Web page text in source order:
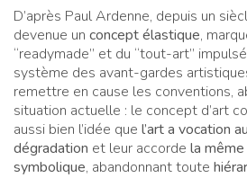
D’après Paul Ardenne, depuis un
devenue un concept élastique,
“readymade” et du “tout-art”
système des avant-gardes
remettre en cause les conventions,
situation actuelle : le concept d’art
aussi bien l’idée que l’art a vocation
dégradation et leur accorde la
symbolique, abandonnant toute